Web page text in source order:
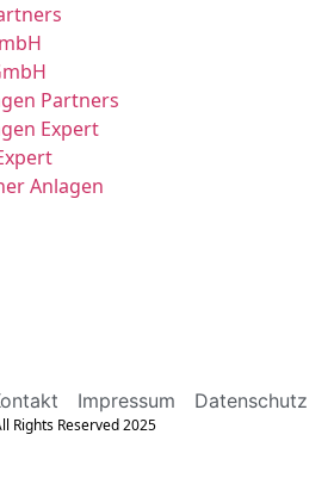
Partners
Expert
Anlagen
Impressum Datenschutz
Rights Reserved 2025